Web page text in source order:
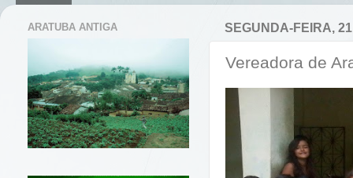
SEGUNDA-FEIRA,
Vereadora de
ARATUBA ANTIGA